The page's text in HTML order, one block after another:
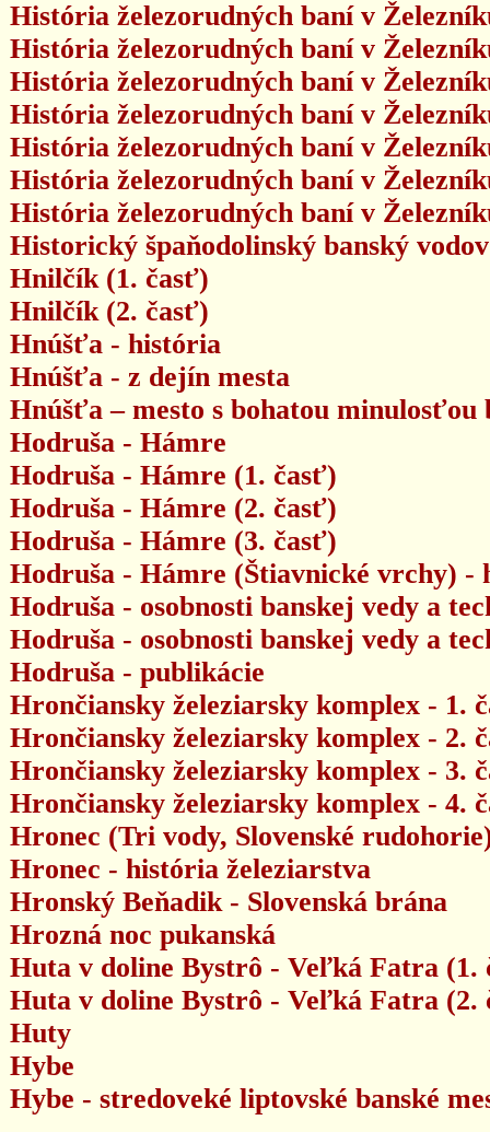
História železorudných baní v
História železorudných baní v
História železorudných baní v
História železorudných baní v
História železorudných baní v
História železorudných baní v
História železorudných baní v
Historický špaňodolinský banský
Hnilčík (1. časť)
Hnilčík (2. časť)
Hnúšťa - história
Hnúšťa - z dejín mesta
Hnúšťa – mesto s bohatou
Hodruša - Hámre
Hodruša - Hámre (1. časť)
Hodruša - Hámre (2. časť)
Hodruša - Hámre (3. časť)
Hodruša - Hámre (Štiavnické vrchy) -
Hodruša - osobnosti banskej vedy a
Hodruša - osobnosti banskej vedy a
Hodruša - publikácie
Hrončiansky železiarsky komplex - 1.
Hrončiansky železiarsky komplex - 2.
Hrončiansky železiarsky komplex - 3.
Hrončiansky železiarsky komplex - 4.
Hronec (Tri vody, Slovenské
Hronec - história železiarstva
Hronský Beňadik - Slovenská brána
Hrozná noc pukanská
Huta v doline Bystrô - Veľká Fatra (1.
Huta v doline Bystrô - Veľká Fatra (2.
Huty
Hybe
Hybe - stredoveké liptovské banské